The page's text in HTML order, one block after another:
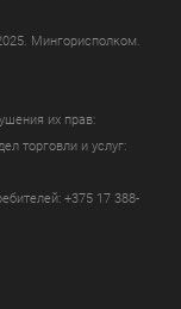
Мингорисполком.
их прав:
торговли и услуг:
+375 17 388-